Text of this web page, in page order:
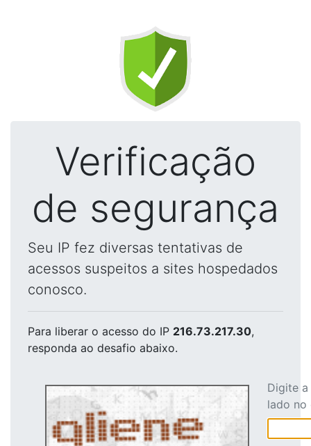
Verificação
de segurança
Seu IP fez diversas tentativas de
acessos suspeitos a sites hospedados
conosco.
Para liberar o acesso do IP 216.73.217.30,
responda ao desafio abaixo.
Digite
lado no